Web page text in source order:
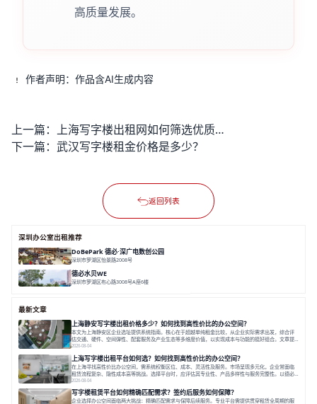
高质量发展。
作者声明：作品含AI生成内容
上一篇：
上海写字楼出租网如何筛选优质房源？
下一篇： 武汉写字楼租金价格是多少？
返回列表
深圳办公室出租推荐
DoBePark 德必·深广电数创公园
深圳市罗湖区怡景路2008号
德必水贝WE
深圳市罗湖区布心路3008号A座6楼
最新文章
上海静安写字楼出租价格多少？如何找到高性价比的办公空间？
本文为上海静安区企业选址提供系统指南。核心在于超越单纯租金比较，从企业实际需求出发，综合评
估交通、硬件、空间弹性、配套服务及产业生态等多维度价值，以实现成本与功能的挺好组合。文章提
出打破固定工位思维，采用精装灵活空间与共享配套以提升性价比，并通过不同规模企业的实际案例加
以说明。之后指出，专业运营服务商提供的稳定环境、社群活动与产业集聚等增值服务，是很大化空间
价值、助力企业成长的关键。对于许多在
2026-08-04
上海写字楼出租平台如何选？如何找到高性价比的办公空间？
在上海寻找高性价比办公空间，需系统权衡区位、成本、灵活性及服务。市场呈现多元化，企业常面临
租赁流程复杂、隐性成本高等挑战。选择平台时，应评估其专业性、产品多样性与服务完整性。以德必
为例，其提供从空间到生态的解决方案，通过特色园区、灵活产品和丰富配套，满足不同企业需求。企
业应明确自身需求，实地考察，选择能支持长期发展、提升竞争力的办公空间。在上海寻找合适的办公
空间，对于企业行政负责人、中小企业主
2026-08-04
写字楼租赁平台如何精确匹配需求？签约后服务如何保障？
企业选择办公空间面临两大挑战：精确匹配需求与保障后续服务。专业平台需提供贯穿租赁全周期的服